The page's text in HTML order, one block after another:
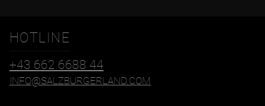
HOTLINE
+43 662 6688 44
INFO@SALZBURGERLAND.COM